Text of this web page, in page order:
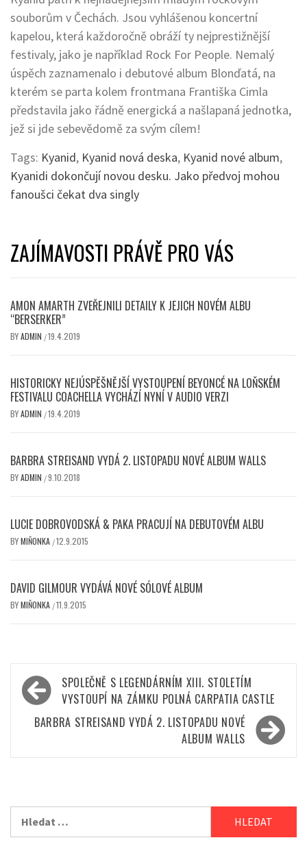
souborům v Čechách. Jsou vyhlášenou koncertní
kapelou, která každoročně obráží ty nejprestižnější
festivaly, jako je například Rock For People. Nemalý
úspěch zaznamenalo i debutové album Blonďatá, na
kterém se parta kolem frontmana Františka Cimla
představila jako řádně energická a našlapaná jednotka,
jež si jde sebevědomě za svým cílem!
Tags: Kyanid, Kyanid nová deska, Kyanid nové album,
Kyanidi dokončují novou desku. Jako předvoj mohou
fanoušci čekat dva singly
ZAJÍMAVOSTI PRÁVĚ PRO VÁS
AMON AMARTH ZVEŘEJNILI DETAILY K JEJICH NOVÉM ALBU
“BERSERKER”
BYADMIN /19.4.2019
HISTORICKY NEJÚSPĚŠNĚJŠÍ VYSTOUPENÍ BEYONCÉ NA LOŇSKÉM
FESTIVALU COACHELLA VYCHÁZÍ NYNÍ V AUDIO VERZI
BYADMIN /19.4.2019
BARBRA STREISAND VYDÁ 2. LISTOPADU NOVÉ ALBUM WALLS
BYADMIN /9.10.2018
LUCIE DOBROVODSKÁ & PAKA PRACUJÍ NA DEBUTOVÉM ALBU
BYMIŇONKA /12.9.2015
DAVID GILMOUR VYDÁVÁ NOVÉ SÓLOVÉ ALBUM
BYMIŇONKA /11.9.2015
Navigace
pro
příspěvek
SPOLEČNĚ S LEGENDÁRNÍM XIII. STOLETÍM
VYSTOUPÍ NA ZÁMKU POLNÁ CARPATIA CASTLE
BARBRA STREISAND VYDÁ 2. LISTOPADU NOVÉ
ALBUM WALLS